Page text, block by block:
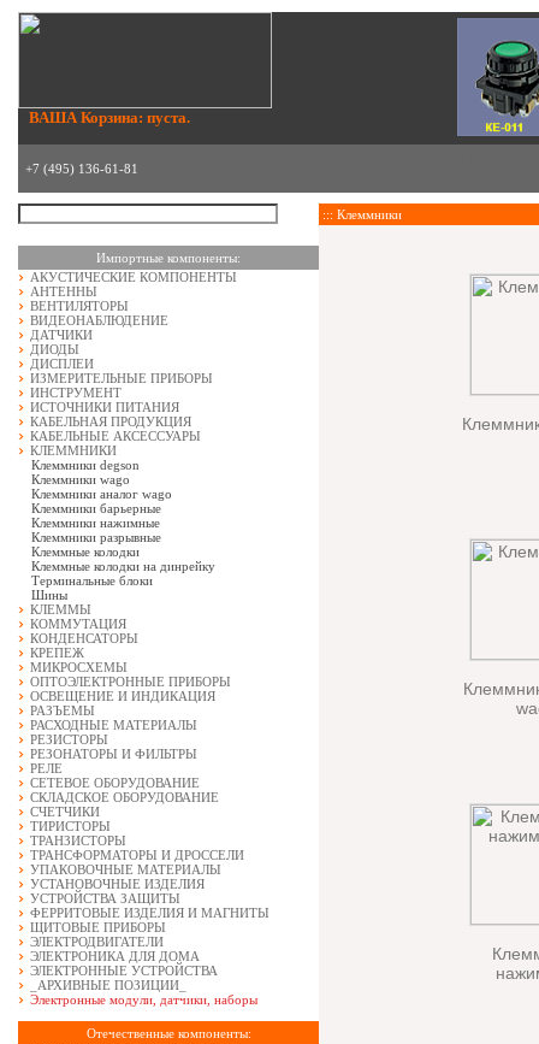
ВАША Корзина: пуста.
+7 (495) 136-61-81
Импортные компоненты:
АКУСТИЧЕСКИЕ КОМПОНЕНТЫ
АНТЕННЫ
ВЕНТИЛЯТОРЫ
ВИДЕОНАБЛЮДЕНИЕ
ДАТЧИКИ
ДИОДЫ
ДИСПЛЕИ
ИЗМЕРИТЕЛЬНЫЕ ПРИБОРЫ
ИНСТРУМЕНТ
ИСТОЧНИКИ ПИТАНИЯ
КАБЕЛЬНАЯ ПРОДУКЦИЯ
КАБЕЛЬНЫЕ АКСЕССУАРЫ
КЛЕММНИКИ
Клеммники degson
Клеммники wago
Клеммники аналог wago
Клеммники барьерные
Клеммники нажимные
Клеммники разрывные
Клеммные колодки
Клеммные колодки на динрейку
Терминальные блоки
Шины
КЛЕММЫ
КОММУТАЦИЯ
КОНДЕНСАТОРЫ
КРЕПЕЖ
МИКРОСХЕМЫ
ОПТОЭЛЕКТРОННЫЕ ПРИБОРЫ
ОСВЕЩЕНИЕ И ИНДИКАЦИЯ
РАЗЪЕМЫ
РАСХОДНЫЕ МАТЕРИАЛЫ
РЕЗИСТОРЫ
РЕЗОНАТОРЫ И ФИЛЬТРЫ
РЕЛЕ
СЕТЕВОЕ ОБОРУДОВАНИЕ
СКЛАДСКОЕ ОБОРУДОВАНИЕ
СЧЕТЧИКИ
ТИРИСТОРЫ
ТРАНЗИСТОРЫ
ТРАНСФОРМАТОРЫ И ДРОССЕЛИ
УПАКОВОЧНЫЕ МАТЕРИАЛЫ
УСТАНОВОЧНЫЕ ИЗДЕЛИЯ
УСТРОЙСТВА ЗАЩИТЫ
ФЕРРИТОВЫЕ ИЗДЕЛИЯ И МАГНИТЫ
ЩИТОВЫЕ ПРИБОРЫ
ЭЛЕКТРОДВИГАТЕЛИ
ЭЛЕКТРОНИКА ДЛЯ ДОМА
ЭЛЕКТРОННЫЕ УСТРОЙСТВА
_АРХИВНЫЕ ПОЗИЦИИ_
Электронные модули, датчики, наборы
Отечественные компоненты:
::: Клеммники